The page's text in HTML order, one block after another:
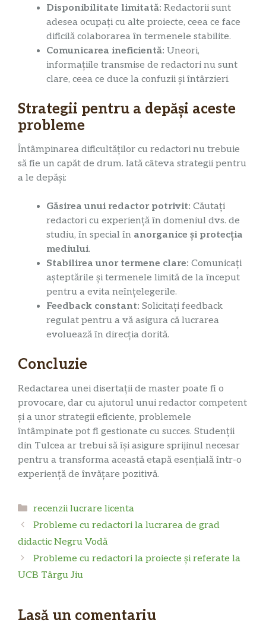
Disponibilitate limitată: Redactorii sunt
adesea ocupați cu alte proiecte, ceea ce face
dificilă colaborarea în termenele stabilite.
Comunicarea ineficientă: Uneori,
informațiile transmise de redactori nu sunt
clare, ceea ce duce la confuzii și întârzieri.
Strategii pentru a depăși aceste
probleme
Întâmpinarea dificultăților cu redactori nu trebuie
să fie un capăt de drum. Iată câteva strategii pentru
a le depăși:
Găsirea unui redactor potrivit: Căutați
redactori cu experiență în domeniul dvs. de
studiu, în special în anorganice și protecția
mediului.
Stabilirea unor termene clare: Comunicați
așteptările și termenele limită de la început
pentru a evita neînțelegerile.
Feedback constant: Solicitați feedback
regulat pentru a vă asigura că lucrarea
evoluează în direcția dorită.
Concluzie
Redactarea unei disertații de master poate fi o
provocare, dar cu ajutorul unui redactor competent
și a unor strategii eficiente, problemele
întâmpinate pot fi gestionate cu succes. Studenții
din Tulcea ar trebui să își asigure sprijinul necesar
pentru a transforma această etapă esențială într-o
experiență de învățare pozitivă.
Categorii
recenzii lucrare licenta
Probleme cu redactori la lucrarea de grad
didactic Negru Vodă
Probleme cu redactori la proiecte și referate la
UCB Târgu Jiu
Lasă un comentariu